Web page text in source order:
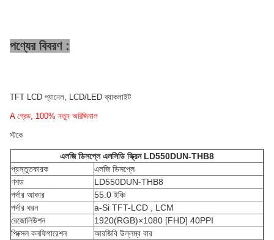
পণ্যের বিবরণ :
TFT LCD প্যানেল, LCD/LED ব্যাকলাইট
A গ্রেড, 100% নতুন অরিজিনাল
স্টকে
এলজি ডিসপ্লেএলসিডি স্ক্রিনLD550DUN-THB8
প্রস্তুতকারক
এলজি ডিসপ্লে
ণশড
LD550DUN-THB8
পর্দার আকার
55.0 ইঞ্চি
পর্দার ধরন
a-Si TFT-LCD , LCM
রেজোলিউশন
1920(RGB)×1080 [FHD] 40PPI
পিক্সেল কনফিগারেশন
আরজিবি উল্লম্ব বার